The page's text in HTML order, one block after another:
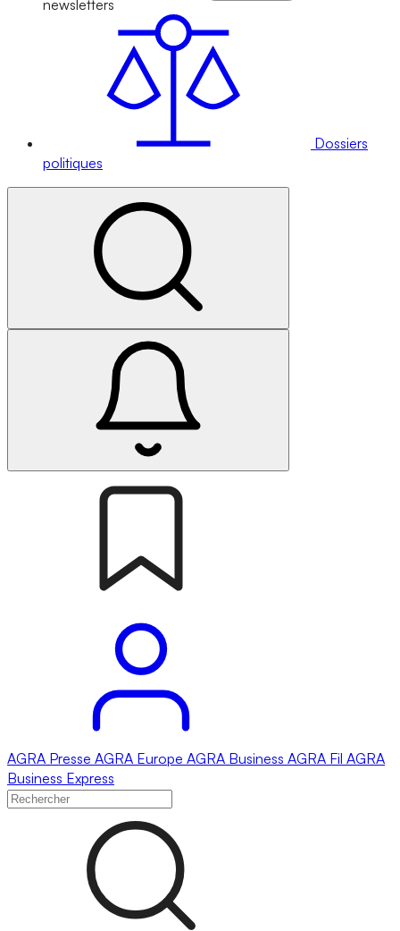
newsletters
Dossiers
politiques
AGRA Presse AGRA Europe AGRA Business AGRA Fil AGRA
Business Express